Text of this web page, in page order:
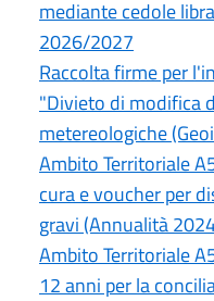
mediante cedole
2026/2027
Raccolta firme per
"Divieto di modifica
metereologiche
Ambito Territoriale
cura e voucher per
gravi (Annualità
Ambito Territoriale
12 anni per la